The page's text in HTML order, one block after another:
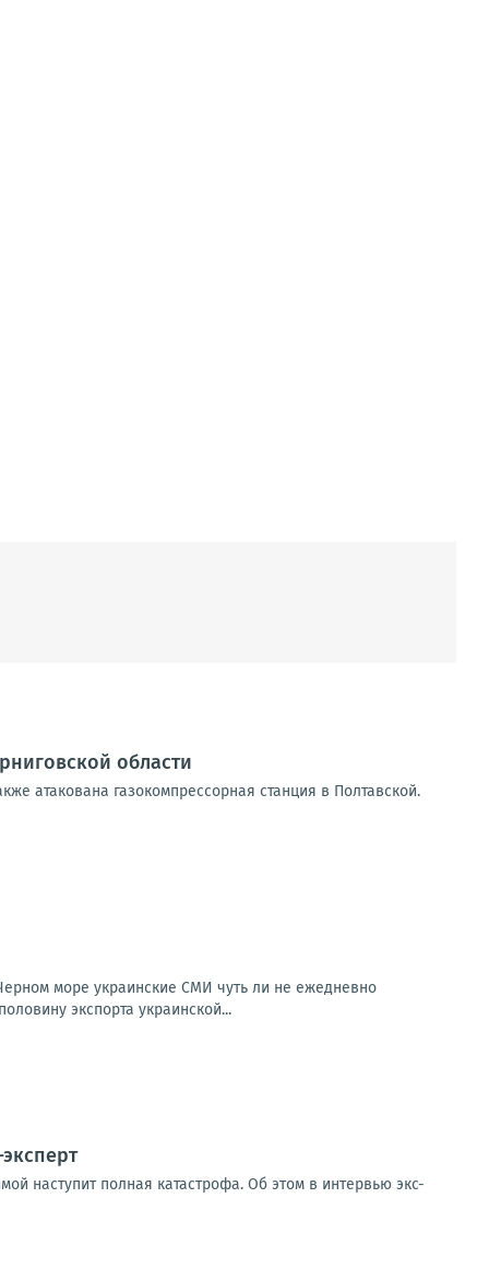
области
атакована газокомпрессорная станция в Полтавской.
море украинские СМИ чуть ли не ежедневно
экспорта украинской...
наступит полная катастрофа. Об этом в интервью экс-